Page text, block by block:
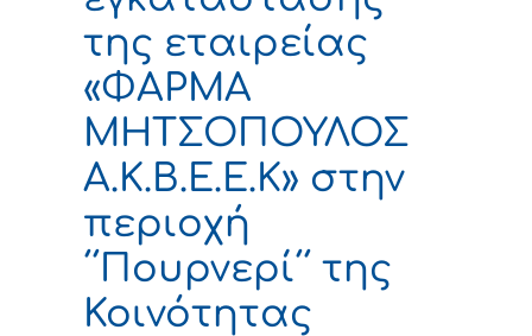
της εταιρείας
«ΦΑΡΜΑ
ΜΗΤΣΟΠΟΥΛΟΣ
Α.Κ.Β.Ε.Ε.Κ» στην
περιοχή
΄΄Πουρνερί΄΄ της
Κοινότητας